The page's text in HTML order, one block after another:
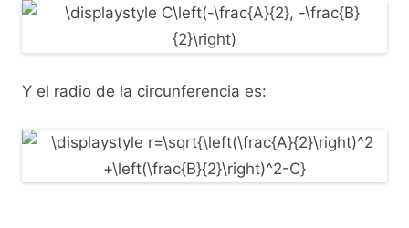
Y el radio de la circunferencia es: